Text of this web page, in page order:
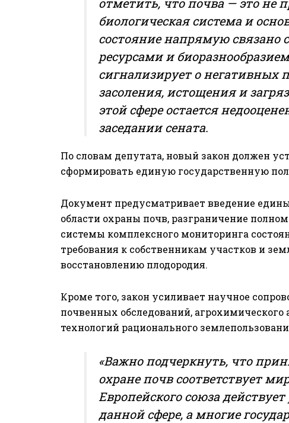
отметить, что почва — это не
биологическая система и
состояние напрямую
ресурсами и
сигнализирует о негативных
засоления, истощения и
этой сфере остается
заседании сената.
По словам депутата, новый закон должен
сформировать единую государственную
Документ предусматривает введение
области охраны почв, разграничение
системы комплексного мониторинга
требования к собственникам участков и
восстановлению плодородия.
Кроме того, закон усиливает научное
почвенных обследований,
технологий рационального
«Важно подчеркнуть, что
охране почв соответствует
Европейского союза
данной сфере, а многие